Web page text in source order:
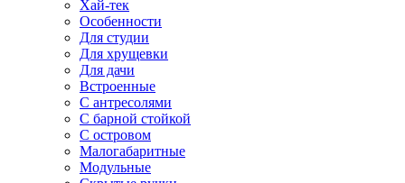
Хай-тек
Особенности
Для студии
Для хрущевки
Для дачи
Встроенные
С антресолями
С барной стойкой
С островом
Малогабаритные
Модульные